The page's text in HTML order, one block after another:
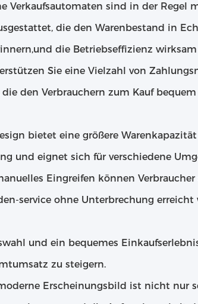
Verkaufsautomaten sind in der Regel
die den Warenbestand in
die Betriebseffizienz wirksam
Sie eine Vielzahl von
den Verbrauchern zum Kauf
bietet eine größere
und eignet sich für verschiedene
Eingreifen können
service ohne Unterbrechung
und ein bequemes
zu steigern.
Erscheinungsbild ist nicht nur